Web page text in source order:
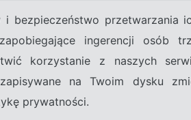
bezpieczeństwo przetwarzania
ingerencji osób
korzystanie z naszych
na Twoim dysku
prywatności.